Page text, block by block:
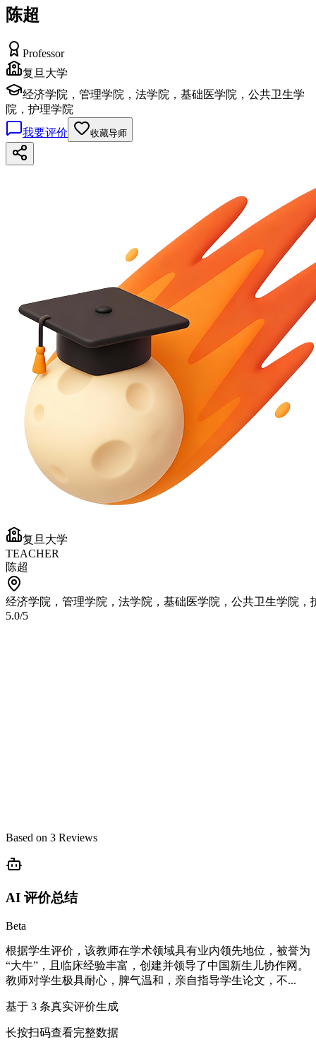
陈超
Professor
复旦大学
经济学院，管理学院，法学院，基础医学院，公共卫生学
院，护理学院
我要评价
收藏导师
复旦大学
TEACHER
陈超
经济学院，管理学院，法学院，基础医学院，公共卫生学院，
5.0/5
Based on 3 Reviews
AI 评价总结
Beta
根据学生评价，该教师在学术领域具有业内领先地位，被誉为
“大牛”，且临床经验丰富，创建并领导了中国新生儿协作网。
教师对学生极具耐心，脾气温和，亲自指导学生论文，不...
基于 3 条真实评价生成
长按扫码查看完整数据